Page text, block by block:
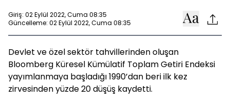
Giriş: 02 Eylül 2022, Cuma 08:35
Güncelleme: 02 Eylül 2022, Cuma 08:35
Devlet ve özel sektör tahvillerinden oluşan
Bloomberg Küresel Kümülatif Toplam Getiri Endeksi
yayımlanmaya başladığı 1990’dan beri ilk kez
zirvesinden yüzde 20 düşüş kaydetti.